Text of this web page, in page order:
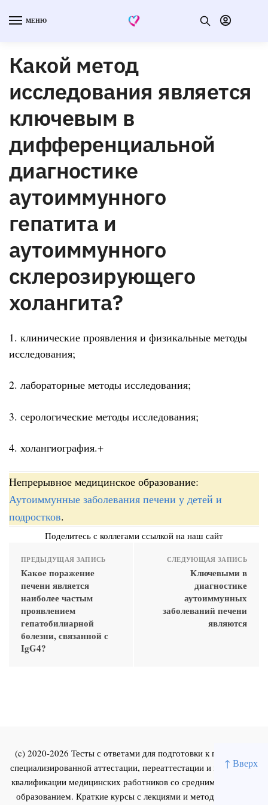
↑ Вверх
МЕНЮ
Какой метод
исследования является
ключевым в
дифференциальной
диагностике
аутоиммунного
гепатита и
аутоиммунного
склерозирующего
холангита?
1. клинические проявления и физикальные методы
исследования;
2. лабораторные методы исследования;
3. серологические методы исследования;
4. холангиография.+
Непрерывное медицинское образование:
Аутоиммунные заболевания печени у детей и
подростков.
Поделитесь с коллегами ссылкой на наш сайт
ПРЕДЫДУЩАЯ ЗАПИСЬ
Какое поражение
печени является
наиболее частым
проявлением
гепатобилиарной
болезни, связанной с
IgG4?
СЛЕДУЮЩАЯ ЗАПИСЬ
Ключевыми в
диагностике
аутоиммунных
заболеваний печени
являются
(c) 2020-2026 Тесты с ответами для подготовки к первичной
специализированной аттестации, переаттестации и повышения
квалификации медицинских работников со средним и высшим
образованием. Краткие курсы с лекциями и методическими